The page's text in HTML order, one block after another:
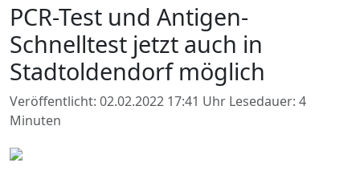
PCR-Test und Antigen-
Schnelltest jetzt auch in
Stadtoldendorf möglich
Veröffentlicht: 02.02.2022 17:41 Uhr Lesedauer: 4
Minuten